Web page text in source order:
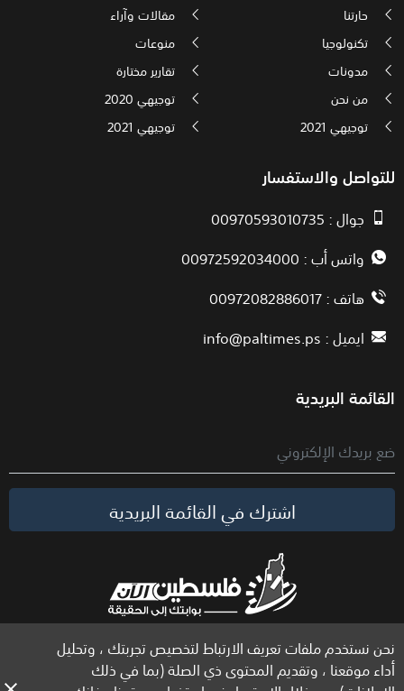
نحن نستخدم ملفات تعريف الارتباط لتخصيص تجربتك ، وتحليل
أداء موقعنا ، وتقديم المحتوى ذي الصلة (بما في ذلك
حارتنا
مقالات وآراء
تكنولوجيا
منوعات
مدونات
تقارير مختارة
من نحن
توجيهي 2020
توجيهي 2021
توجيهي 2021
للتواصل والاستفسار
جوال : 00970593010735
واتس أب : 00972592034000
هاتف : 00972082886017
ايميل :info@paltimes.ps
القائمة البريدية
اشترك في القائمة البريدية
الحقوق محفوظة لموقع فلسطين الآن © 2026